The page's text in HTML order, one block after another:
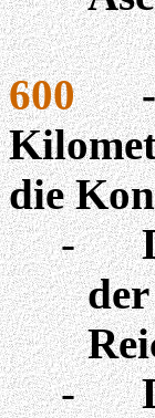
600 -
die
-
-